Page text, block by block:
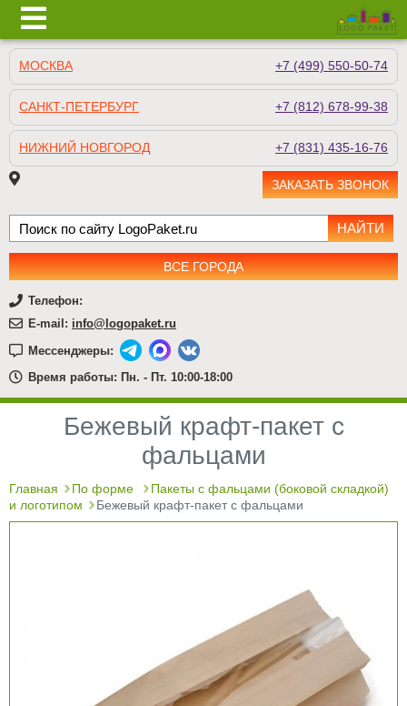
МОСКВА +7 (499) 550-50-74
САНКТ-ПЕТЕРБУРГ +7 (812) 678-99-38
НИЖНИЙ НОВГОРОД +7 (831) 435-16-76
ЗАКАЗАТЬ ЗВОНОК
ВСЕ ГОРОДА
Телефон:
E-mail: info@logopaket.ru
Мессенджеры:
Время работы: Пн. - Пт. 10:00-18:00
Бежевый крафт-пакет с
фальцами
Главная По форме
Пакеты с фальцами (боковой складкой)
и логотипом
Бежевый крафт-пакет с фальцами